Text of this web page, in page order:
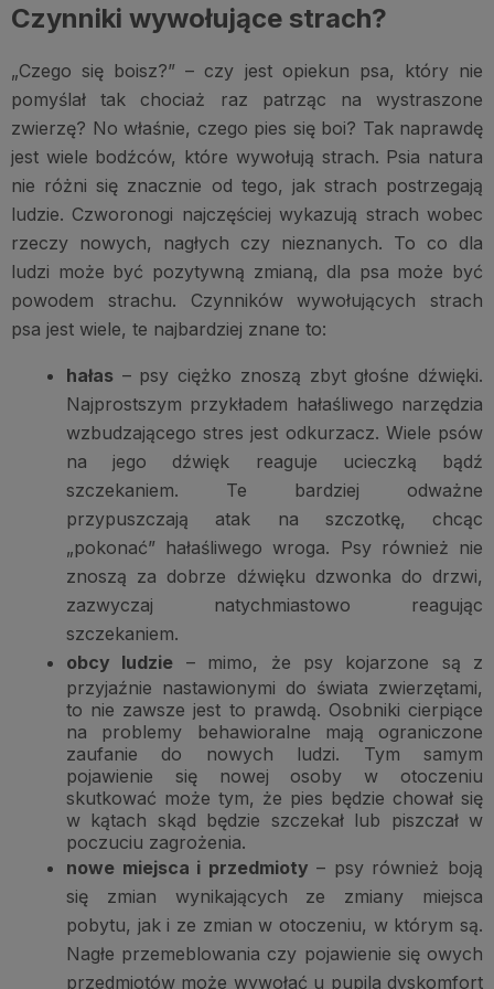
Czynniki wywołujące strach?
„Czego się boisz?” – czy jest opiekun psa, który nie
pomyślał tak chociaż raz patrząc na wystraszone
zwierzę? No właśnie, czego pies się boi? Tak naprawdę
jest wiele bodźców, które wywołują strach. Psia natura
nie różni się znacznie od tego, jak strach postrzegają
ludzie. Czworonogi najczęściej wykazują strach wobec
rzeczy nowych, nagłych czy nieznanych. To co dla
ludzi może być pozytywną zmianą, dla psa może być
powodem strachu. Czynników wywołujących strach
psa jest wiele, te najbardziej znane to:
hałas – psy ciężko znoszą zbyt głośne dźwięki.
Najprostszym przykładem hałaśliwego narzędzia
wzbudzającego stres jest odkurzacz. Wiele psów
na jego dźwięk reaguje ucieczką bądź
szczekaniem. Te bardziej odważne
przypuszczają atak na szczotkę, chcąc
„pokonać” hałaśliwego wroga. Psy również nie
znoszą za dobrze dźwięku dzwonka do drzwi,
zazwyczaj natychmiastowo reagując
szczekaniem.
obcy ludzie – mimo, że psy kojarzone są z
przyjaźnie nastawionymi do świata zwierzętami,
to nie zawsze jest to prawdą. Osobniki cierpiące
na problemy behawioralne mają ograniczone
zaufanie do nowych ludzi. Tym samym
pojawienie się nowej osoby w otoczeniu
skutkować może tym, że pies będzie chował się
w kątach skąd będzie szczekał lub piszczał w
poczuciu zagrożenia.
nowe miejsca i przedmioty – psy również boją
się zmian wynikających ze zmiany miejsca
pobytu, jak i ze zmian w otoczeniu, w którym są.
Nagłe przemeblowania czy pojawienie się owych
przedmiotów może wywołać u pupila dyskomfort